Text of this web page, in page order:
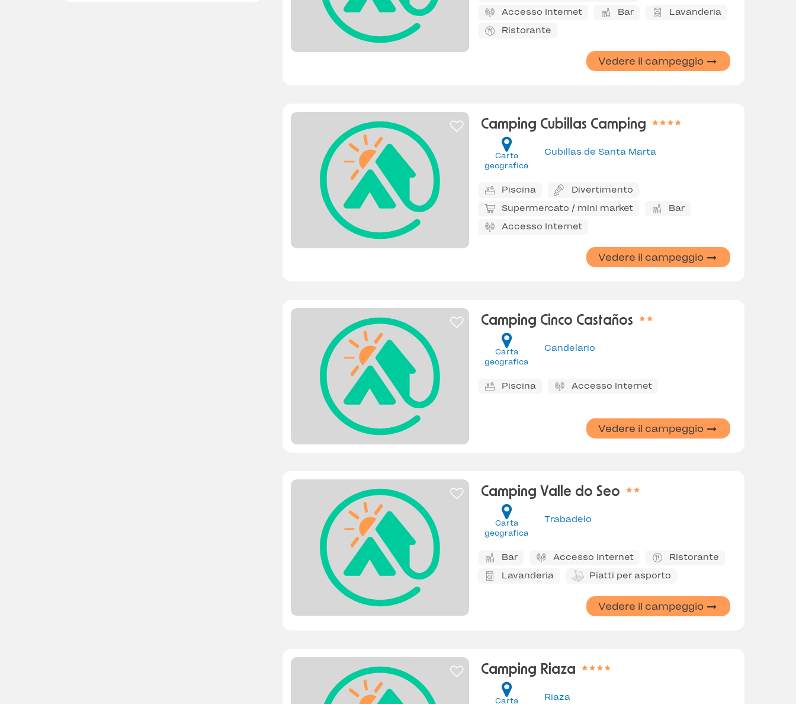
Accesso Internet
Bar
Lavanderia
Ristorante
Vedere il campeggio
Camping Cubillas Camping
Carta
geografica
Cubillas de Santa Marta
Piscina
Divertimento
Supermercato / mini market
Bar
Accesso Internet
Vedere il campeggio
Camping Cinco Castaños
Carta
geografica
Candelario
Piscina Accesso Internet
Vedere il campeggio
Camping Valle do Seo
Carta
geografica
Trabadelo
Bar Accesso Internet
Ristorante
Lavanderia
Piatti per asporto
Vedere il campeggio
Camping Riaza
Carta Riaza